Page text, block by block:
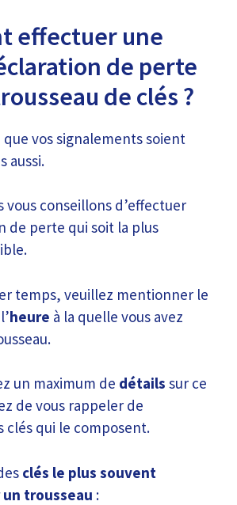
effectuer une
de perte
de clés ?
que vos signalements soient
aussi.
vous conseillons d’effectuer
de perte qui soit la plus
temps, veuillez mentionner le
heure à la quelle vous avez
un maximum de détails sur ce
de vous rappeler de
clés qui le composent.
clés le plus souvent
trousseau :